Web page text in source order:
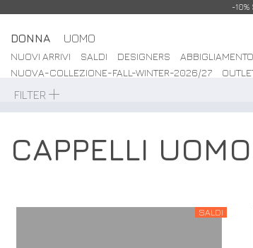
DONNA UOMO
NUOVI ARRIVI SALDI DESIGNERS ABBIGLIAMENTO
NUOVA-COLLEZIONE-FALL-WINTER-2026/27
-10%
FILTER
CAPPELLI UOMO
SALDI